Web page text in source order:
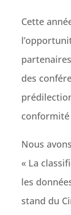
Cette
des
conformité
Nous
« La
les
stand du